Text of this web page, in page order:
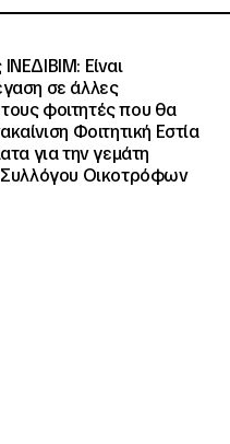
Είναι
σε άλλες
τους φοιτητές που θα
Φοιτητική Εστία
για την γεμάτη
Συλλόγου Οικοτρόφων